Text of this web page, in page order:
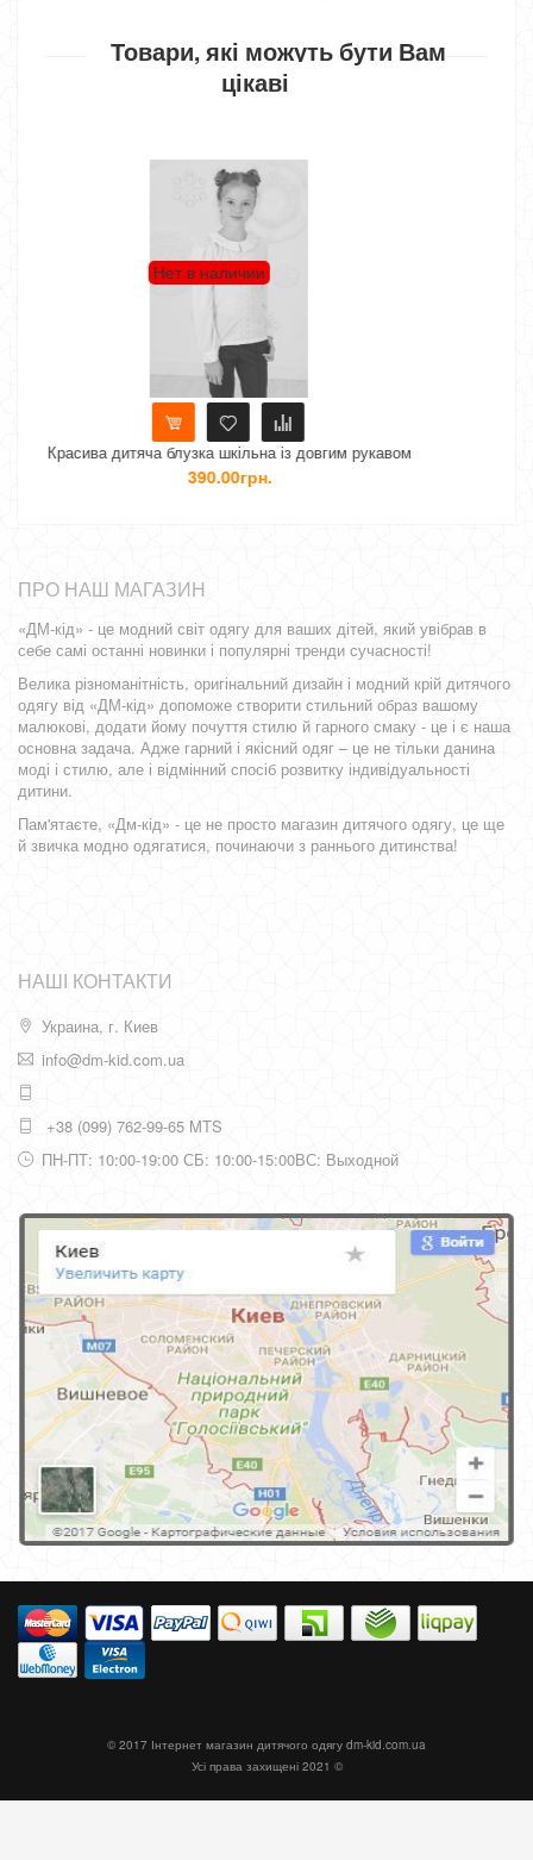
Товари, які можуть бути Вам
цікаві
із довгим рукавом Шкільна дитяча блузка з
ПРО НАШ МАГАЗИН
«ДМ-кід» - це модний світ одягу для ваших дітей, який увібрав в
себе самі останні новинки і популярні тренди сучасності!
Велика різноманітність, оригінальний дизайн і модний крій дитячого
одягу від «ДМ-кід» допоможе створити стильний образ вашому
малюкові, додати йому почуття стилю й гарного смаку - це і є наша
основна задача. Адже гарний і якісний одяг – це не тільки данина
моді і стилю, але і відмінний спосіб розвитку індивідуальності
дитини.
Пам'ятаєте, «Дм-кід» - це не просто магазин дитячого одягу, це ще
й звичка модно одягатися, починаючи з раннього дитинства!
НАШІ КОНТАКТИ
Украина, г. Киев
info@dm-kid.com.ua
+38 (099) 762-99-65 MTS
ПН-ПТ: 10:00-19:00 СБ: 10:00-15:00ВС: Выходной
© 2017 Інтернет магазин дитячого одягу dm-kid.com.ua
Усі права захищені 2021 ©